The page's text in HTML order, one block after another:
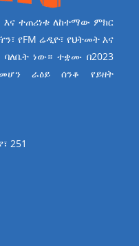
ተጠሪነቱ ለከተማው ምክር
የFM ሬዲዮ፣ የህትመት እና
ነው። ተቋሙ በ2023
ራዕይ ሰንቆ የይዘት
251